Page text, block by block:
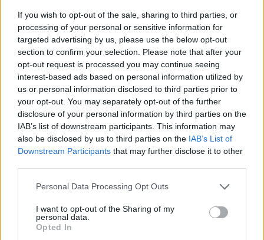
If you wish to opt-out of the sale, sharing to third parties, or
processing of your personal or sensitive information for
targeted advertising by us, please use the below opt-out
section to confirm your selection. Please note that after your
opt-out request is processed you may continue seeing
interest-based ads based on personal information utilized by
us or personal information disclosed to third parties prior to
your opt-out. You may separately opt-out of the further
disclosure of your personal information by third parties on the
IAB’s list of downstream participants. This information may
also be disclosed by us to third parties on the IAB’s List of
Downstream Participants that may further disclose it to other
Personal Data Processing Opt Outs
I want to opt-out of the Sharing of my
personal data.
Opted In
« Mon secret pour une longue vie c’est d’éviter les
hommes. Ils attirent trop d’ennuis, ça n’en vaut pas